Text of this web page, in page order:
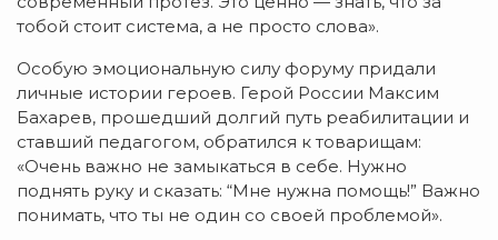
тобой стоит система, а не просто слова».
Особую эмоциональную силу форуму придали
личные истории героев. Герой России Максим
Бахарев, прошедший долгий путь реабилитации и
ставший педагогом, обратился к товарищам:
«Очень важно не замыкаться в себе. Нужно
поднять руку и сказать: “Мне нужна помощь!” Важно
понимать, что ты не один со своей проблемой».